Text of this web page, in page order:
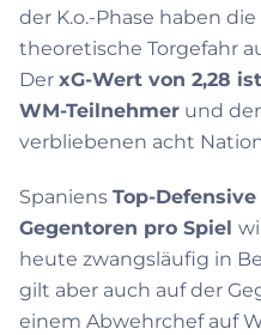
der K.o.-Phase haben
theoretische Torgefahr
Der xG-Wert von 2,28
WM-Teilnehmer und
verbliebenen acht
Spaniens Top-
Gegentoren pro Spiel
heute zwangsläufig in
gilt aber auch auf der
einem Abwehrchef auf